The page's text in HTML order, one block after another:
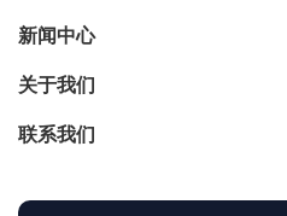
新闻中心
关于我们
联系我们